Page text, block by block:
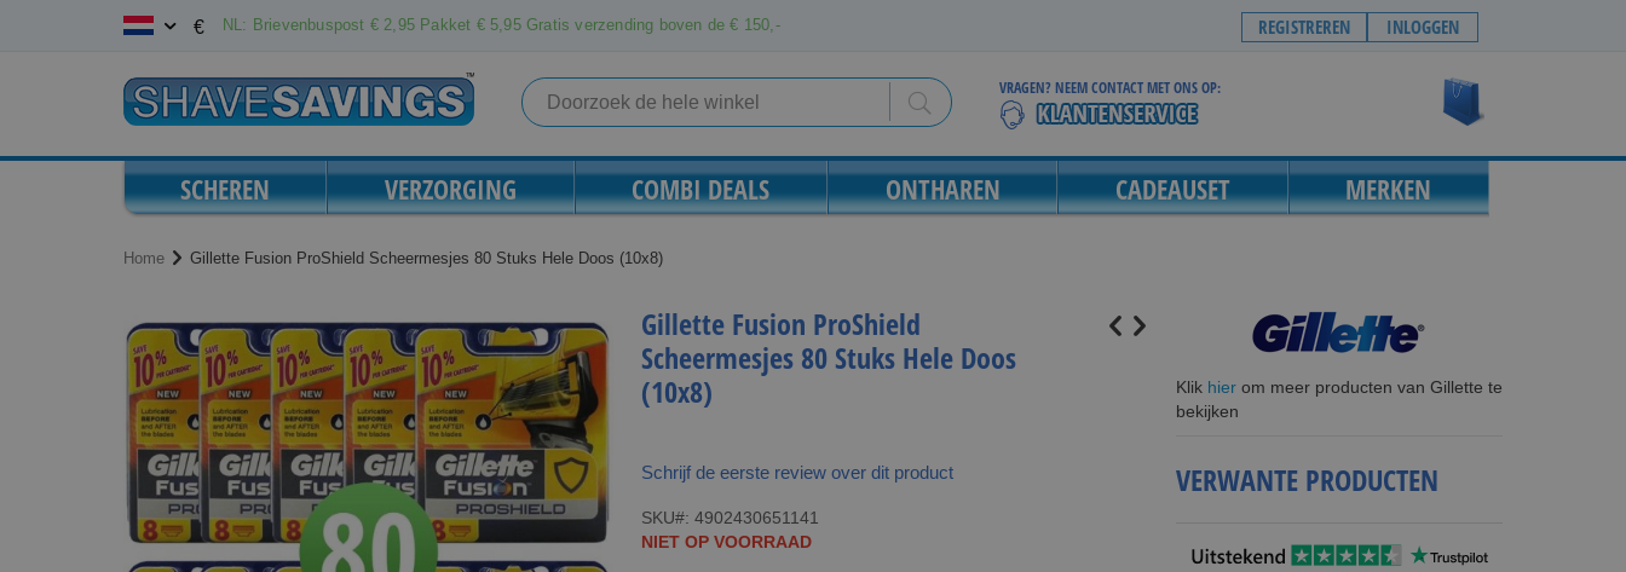
Ga
inhoud
€ NL: Brievenbuspost € 2,95 Pakket € 5,95 Gratis verzending boven de € 150,- REGISTREREN INLOGGEN
Search
VRAGEN? NEEM CONTACT MET ONS OP:
SCHEREN VERZORGING COMBI DEALS ONTHAREN CADEAUSET MERKEN
Home Gillette Fusion ProShield Scheermesjes 80 Stuks Hele Doos (10x8)
naar
het
einde
van
de
afbeeldingen-
gallerij
naar
het
begin
van
de
afbeeldingen-
gallerij
Gillette Fusion ProShield
Scheermesjes 80 Stuks Hele Doos
(10x8)
Schrijf de eerste review over dit product
SKU
4902430651141
NIET OP VOORRAAD
Klik hierom meer producten van Gillette te
bekijken
VERWANTE PRODUCTEN